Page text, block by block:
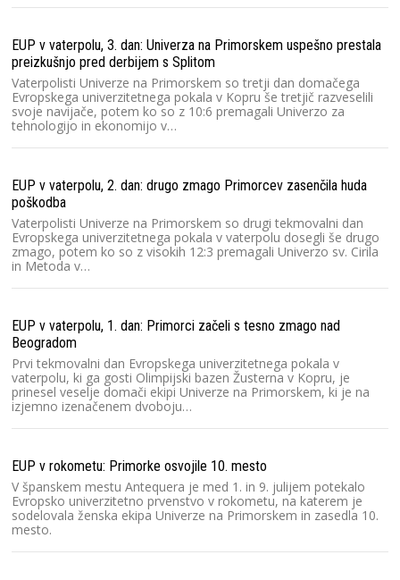
EUP v vaterpolu, 3. dan: Univerza na Primorskem uspešno prestala
preizkušnjo pred derbijem s Splitom
Vaterpolisti Univerze na Primorskem so tretji dan domačega
Evropskega univerzitetnega pokala v Kopru še tretjič razveselili
svoje navijače, potem ko so z 10:6 premagali Univerzo za
tehnologijo in ekonomijo v…
EUP v vaterpolu, 2. dan: drugo zmago Primorcev zasenčila huda
poškodba
Vaterpolisti Univerze na Primorskem so drugi tekmovalni dan
Evropskega univerzitetnega pokala v vaterpolu dosegli še drugo
zmago, potem ko so z visokih 12:3 premagali Univerzo sv. Cirila
in Metoda v…
EUP v vaterpolu, 1. dan: Primorci začeli s tesno zmago nad
Beogradom
Prvi tekmovalni dan Evropskega univerzitetnega pokala v
vaterpolu, ki ga gosti Olimpijski bazen Žusterna v Kopru, je
prinesel veselje domači ekipi Univerze na Primorskem, ki je na
izjemno izenačenem dvoboju…
EUP v rokometu: Primorke osvojile 10. mesto
V španskem mestu Antequera je med 1. in 9. julijem potekalo
Evropsko univerzitetno prvenstvo v rokometu, na katerem je
sodelovala ženska ekipa Univerze na Primorskem in zasedla 10.
mesto.